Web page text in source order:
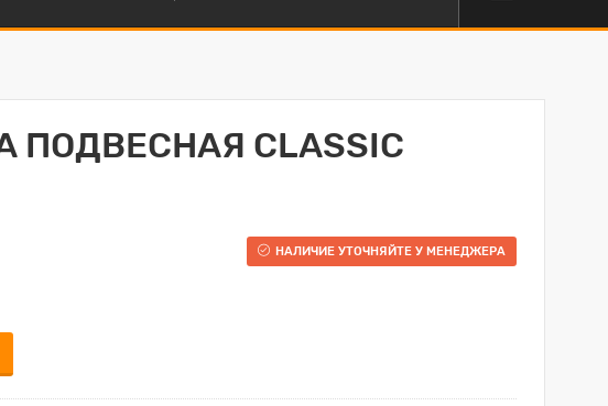
ПОДВЕСНАЯ CLASSIC
НАЛИЧИЕ УТОЧНЯЙТЕ У МЕНЕДЖЕРА